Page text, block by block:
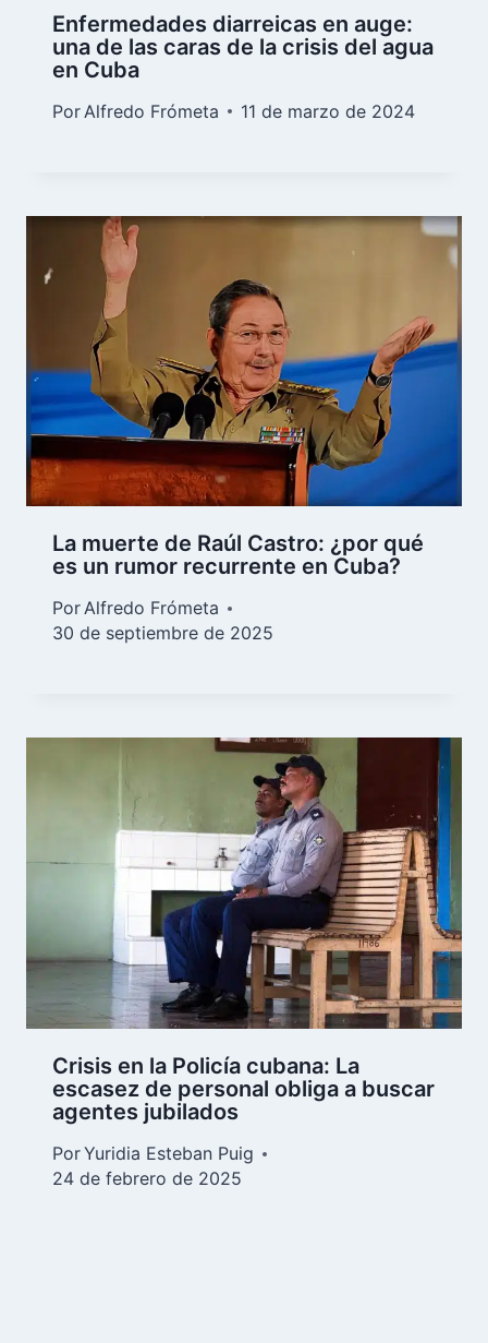
Enfermedades diarreicas en auge:
una de las caras de la crisis del agua
en Cuba
Por Alfredo Frómeta 11 de marzo de 2024
La muerte de Raúl Castro: ¿por qué
es un rumor recurrente en Cuba?
PorAlfredo Frómeta
30 de septiembre de 2025
Crisis en la Policía cubana: La
escasez de personal obliga a buscar
agentes jubilados
PorYuridia Esteban Puig
24 de febrero de 2025